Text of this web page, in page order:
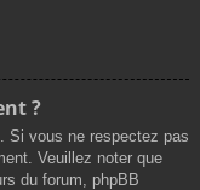
?
Si vous ne respectez pas
Veuillez noter que
du forum, phpBB